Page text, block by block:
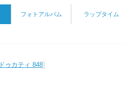
フォトアルバム ラップタイム
ドゥカティ 848]